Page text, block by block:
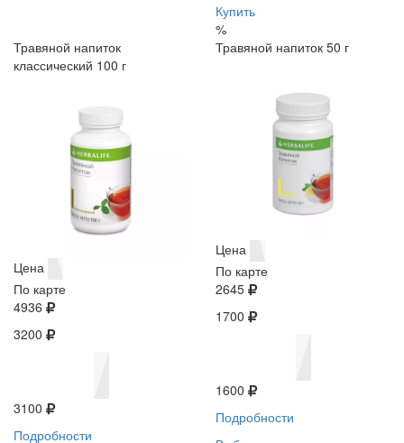
Купить
%
Травяной напиток
классический 100 г
Цена
По карте
4936
3200
3100
Подробности
Травяной напиток 50 г
Цена
По карте
2645
1700
1600
Подробности